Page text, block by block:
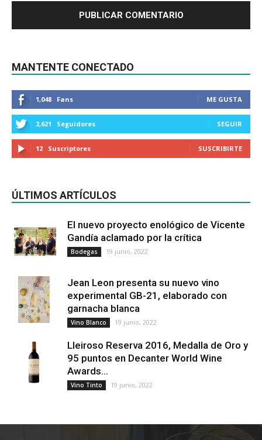
MANTENTE CONECTADO
1,048 Fans ME GUSTA
2,621 Seguidores SEGUIR
12 Suscriptores SUSCRIBIRTE
ÚLTIMOS ARTÍCULOS
El nuevo proyecto enológico de Vicente
Gandía aclamado por la crítica
Bodegas 19 junio, 2022
Jean Leon presenta su nuevo vino
experimental GB-21, elaborado con
garnacha blanca
Vino Blanco 19 junio, 2022
Lleiroso Reserva 2016, Medalla de Oro y
95 puntos en Decanter World Wine
Awards...
Vino Tinto 19 junio, 2022